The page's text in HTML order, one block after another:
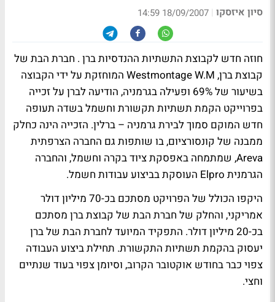
סיון איזסקו |
18/09/2007 14:59
חוזה חדש לקבוצת התשתיות ההנדסיות ברן . חברת הבת של
קבוצת ברן, Westmontage W.M המוחזקת על ידי הקבוצה
בשיעור של 69% ופעילה בגרמניה, הודיעה לברן על זכייה
בפרוייקט הקמת תשתיות תקשורת וחשמל בשדה תעופה
חדש המוקם סמוך לבירת גרמניה – ברלין. הזכייה הינה כחלק
ממבנה של קונסורציום, בו שותפות גם החברה הצרפתית
Areva, שמתמחה באפסקת ציוד בקרה וחשמל, והחברה
הגרמנית Elpro העוסקת בביצוע עבודות חשמל.
היקפו הכולל של הפרויקט מסתכם בכ-70 מיליון דולר
אמריקני, והחלק של חברת הבת של קבוצת ברן מסתכם
בכ-20 מיליון דולר. התפקיד המיועד לחברת הבת של ברן
יעסוק בהקמת תשתיות התקשורת. תחילת ביצוע העבודה
צפוי כבר בחודש אוקטובר הקרוב, וסיומן צפוי בעוד שנתיים
וחצי.